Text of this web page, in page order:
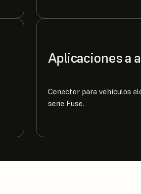
Aplicaciones a
Conector para vehículos
serie Fuse.